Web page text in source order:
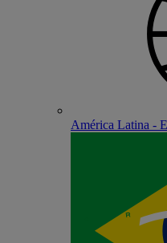
América Latina -